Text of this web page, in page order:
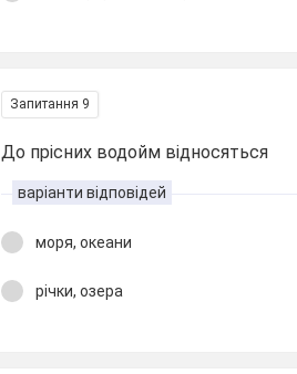
Запитання 9
До прісних водойм відносяться
варіанти відповідей
моря, океани
річки, озера